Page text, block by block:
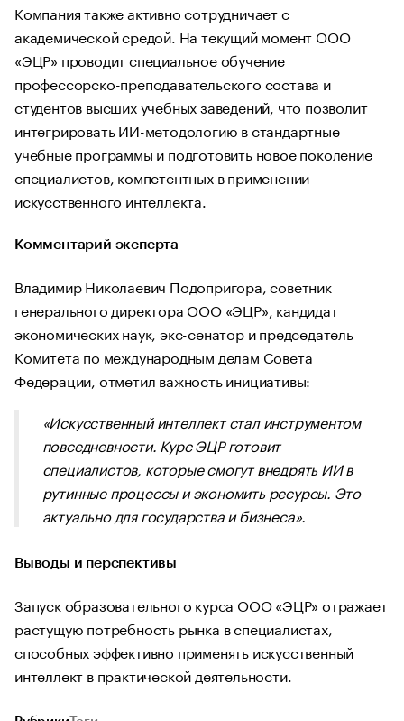
Компания также активно сотрудничает с
академической средой. На текущий момент ООО
«ЭЦР» проводит специальное обучение
профессорско-преподавательского состава и
студентов высших учебных заведений, что позволит
интегрировать ИИ-методологию в стандартные
учебные программы и подготовить новое поколение
специалистов, компетентных в применении
искусственного интеллекта.
Комментарий эксперта
Владимир Николаевич Подопригора, советник
генерального директора ООО «ЭЦР», кандидат
экономических наук, экс-сенатор и председатель
Комитета по международным делам Совета
Федерации, отметил важность инициативы:
«Искусственный интеллект стал инструментом
повседневности. Курс ЭЦР готовит
специалистов, которые смогут внедрять ИИ в
рутинные процессы и экономить ресурсы. Это
актуально для государства и бизнеса».
Выводы и перспективы
Запуск образовательного курса ООО «ЭЦР» отражает
растущую потребность рынка в специалистах,
способных эффективно применять искусственный
интеллект в практической деятельности.